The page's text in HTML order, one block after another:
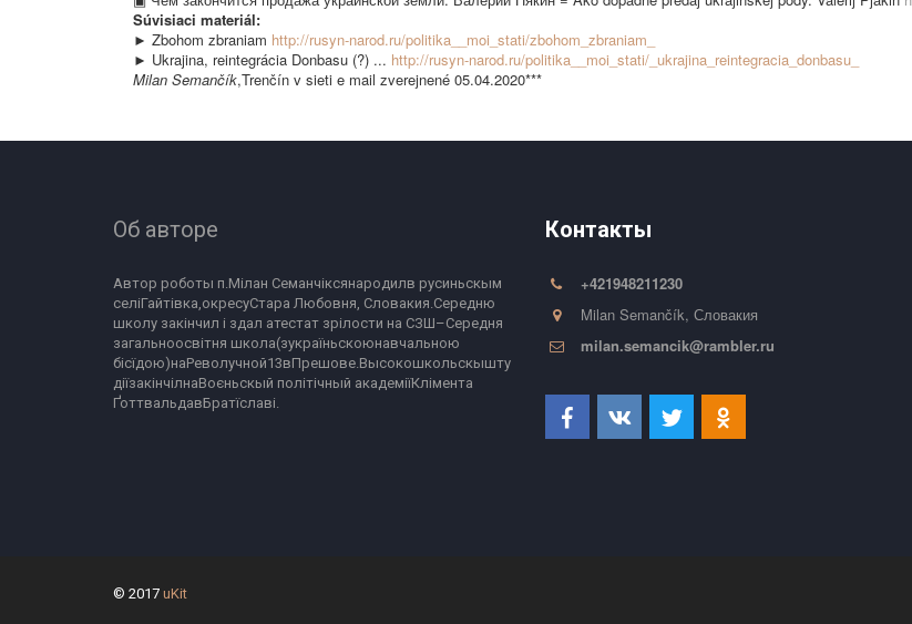
Súvisiaci materiál:
► Zbohom zbraniam http://rusyn-narod.ru/politika__moi_stati/zbohom_zbraniam_
► Ukrajina, reintegrácia Donbasu (?) ... http://rusyn-narod.ru/politika__moi_stati/_ukrajina_reintegracia_donbasu_
Milan Semančík,Trenčín v sieti e mail zverejnené 05.04.2020***
Об авторе
Автор роботы п.Мілан Семанчіксянародилв русиньскым
селіГайтівка,окресуСтара Любовня, Словакия.Середню
школу закінчил і здал атестат зрілости на СЗШ–Середня
загальноосвітня школа(зукраїньскоюнавчальною
бісїдою)наРеволучной13вПрешове.Высокошкольскышту
діїзакінчілнаВоєньскый політічный академіїКлімента
ҐоттвальдавБратїславі.
Контакты
+421948211230
Milan Semančík, Словакия
milan.semancik@rambler.ru
© 2017 uKit